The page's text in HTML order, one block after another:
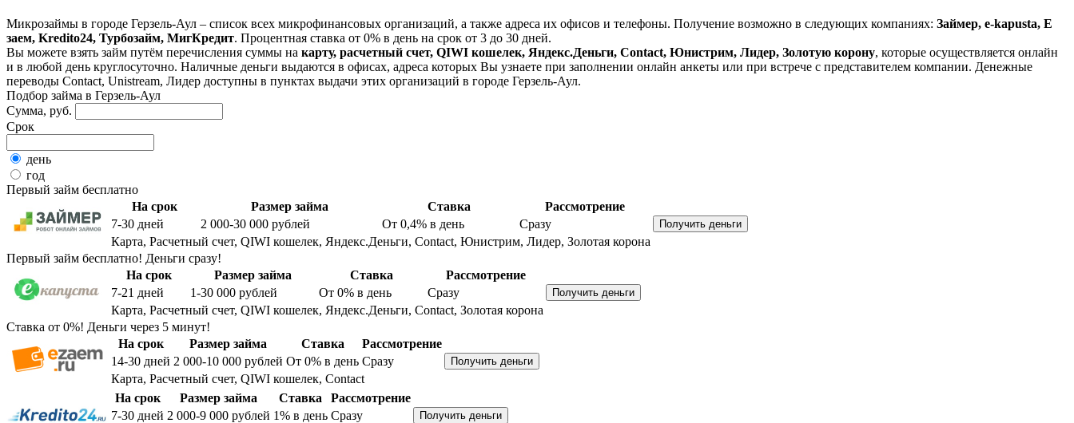
Микрозаймы в городе Герзель-Аул – список всех микрофинансовых организаций, а также адреса их офисов и телефоны. Получение возможно в следующих компаниях: Займер, e-kapusta, Е
заем, Kredito24, Турбозайм, МигКредит. Процентная ставка от 0% в день на срок от 3 до 30 дней.
Вы можете взять займ путём перечисления суммы на карту, расчетный счет, QIWI кошелек, Яндекс.Деньги, Contact, Юнистрим, Лидер, Золотую корону, которые осуществляется онлайн
и в любой день круглосуточно. Наличные деньги выдаются в офисах, адреса которых Вы узнаете при заполнении онлайн анкеты или при встрече с представителем компании. Денежные
переводы Contact, Unistream, Лидер доступны в пунктах выдачи этих организаций в городе Герзель-Аул.
Подбор займа в Герзель-Аул
Сумма, руб.
Срок
день
год
Первый займ бесплатно
На срок
Размер займа Ставка
Рассмотрение
7-30 дней 2 000-30 000 рублей От 0,4% в день
Сразу
Карта, Расчетный счет, QIWI кошелек, Яндекс.Деньги, Contact, Юнистрим, Лидер, Золотая корона
Первый займ бесплатно! Деньги сразу!
На срок
Размер займа Ставка
Рассмотрение
7-21 дней 1-30 000 рублей От 0% в день
Сразу
Карта, Расчетный счет, QIWI кошелек, Яндекс.Деньги, Contact, Золотая корона
Ставка от 0%! Деньги через 5 минут!
На срок
Размер займа Ставка
Рассмотрение
14-30 дней 2 000-10 000 рублей От 0% в день Сразу
Карта, Расчетный счет, QIWI кошелек, Contact
На срок
Размер займа Ставка
Рассмотрение
7-30 дней 2 000-9 000 рублей 1% в день Сразу